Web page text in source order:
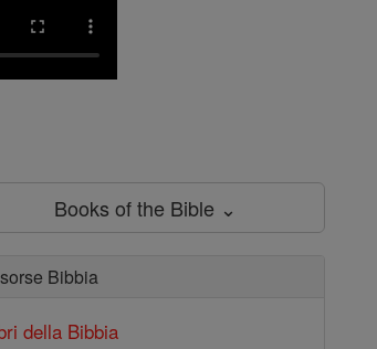
Books of the Bible ⌄
Bibbia
della Bibbia